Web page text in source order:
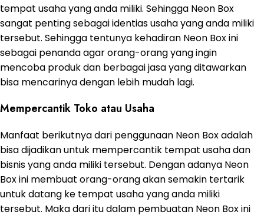
tempat usaha yang anda miliki. Sehingga Neon Box
sangat penting sebagai identias usaha yang anda miliki
tersebut. Sehingga tentunya kehadiran Neon Box ini
sebagai penanda agar orang-orang yang ingin
mencoba produk dan berbagai jasa yang ditawarkan
bisa mencarinya dengan lebih mudah lagi.
Mempercantik Toko atau Usaha
Manfaat berikutnya dari penggunaan Neon Box adalah
bisa dijadikan untuk mempercantik tempat usaha dan
bisnis yang anda miliki tersebut. Dengan adanya Neon
Box ini membuat orang-orang akan semakin tertarik
untuk datang ke tempat usaha yang anda miliki
tersebut. Maka dari itu dalam pembuatan Neon Box ini